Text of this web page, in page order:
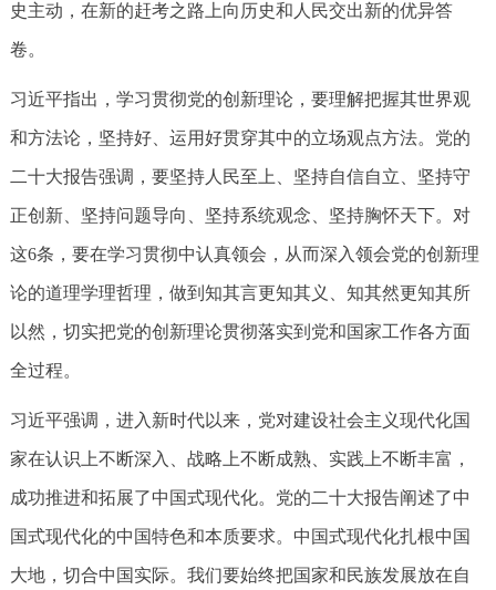
史主动，在新的赶考之路上向历史和人民交出新的优异答
卷。
习近平指出，学习贯彻党的创新理论，要理解把握其世界观
和方法论，坚持好、运用好贯穿其中的立场观点方法。党的
二十大报告强调，要坚持人民至上、坚持自信自立、坚持守
正创新、坚持问题导向、坚持系统观念、坚持胸怀天下。对
这6条，要在学习贯彻中认真领会，从而深入领会党的创新理
论的道理学理哲理，做到知其言更知其义、知其然更知其所
以然，切实把党的创新理论贯彻落实到党和国家工作各方面
全过程。
习近平强调，进入新时代以来，党对建设社会主义现代化国
家在认识上不断深入、战略上不断成熟、实践上不断丰富，
成功推进和拓展了中国式现代化。党的二十大报告阐述了中
国式现代化的中国特色和本质要求。中国式现代化扎根中国
大地，切合中国实际。我们要始终把国家和民族发展放在自